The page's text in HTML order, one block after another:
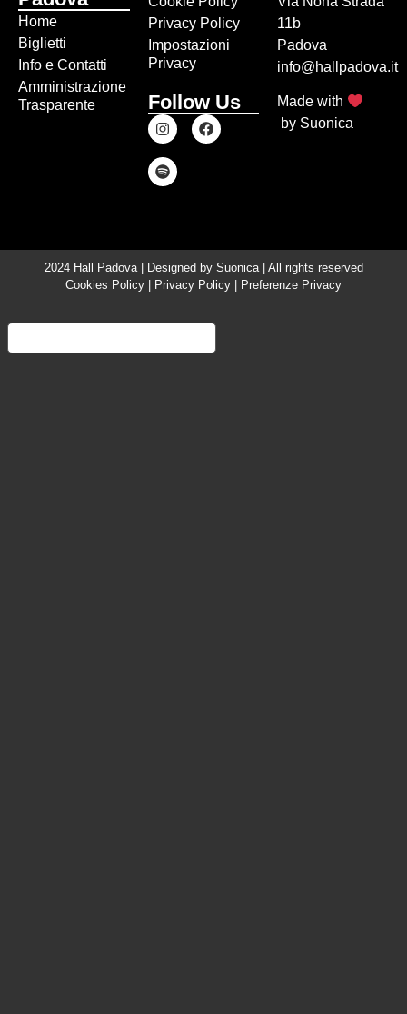
Home
Biglietti
Info e Contatti
Amministrazione
Trasparente
Privacy Policy
Impostazioni
Privacy
Follow Us
11b
Padova
info@hallpadova.it
Made with
by Suonica
2024 Hall Padova | Designed by Suonica| All rights reserved
Cookies Policy
Privacy Policy Preferenze Privacy